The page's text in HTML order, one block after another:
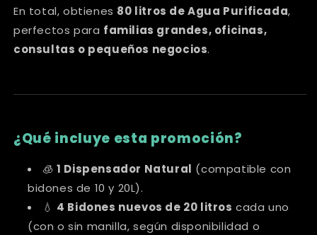
En total, obtienes 80 litros de Agua Purificada,
perfectos para familias grandes, oficinas,
consultas o pequeños negocios.
¿Qué incluye esta promoción?
🧊1 Dispensador Natural (compatible con
bidones de 10 y 20L).
💧 4 Bidones nuevos de 20 litros cada uno
(con o sin manilla, según disponibilidad o